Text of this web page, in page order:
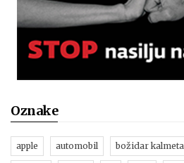
Oznake
apple automobil božidar kalmeta